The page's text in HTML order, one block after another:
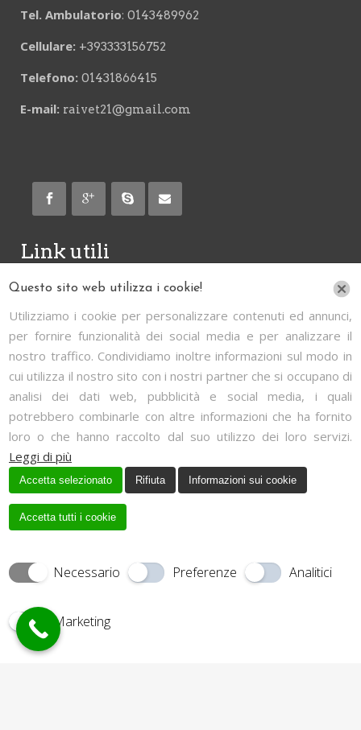
Tel. Ambulatorio: 0143489962
Cellulare: +393333156752
Telefono: 01431866415
E-mail: raivet21@gmail.com
Link utili
Cookie & Policy
Consulenza telefonica 24 ore
Dove siamo?
Via Francavilla, 7, 15060 Basaluzzo, Alessandria
Questo sito web utilizza i cookie!
Utilizziamo i cookie per personalizzare contenuti ed annunci,
per fornire funzionalità dei social media e per analizzare il
nostro traffico. Condividiamo inoltre informazioni sul modo in
cui utilizza il nostro sito con i nostri partner che si occupano di
analisi dei dati web, pubblicità e social media, i quali
potrebbero combinarle con altre informazioni che ha fornito
loro o che hanno raccolto dal suo utilizzo dei loro servizi.
Leggi di più
Accetta selezionato Rifiuta Informazioni sui cookie
Accetta tutti i cookie
Necessario Preferenze Analitici
Marketing